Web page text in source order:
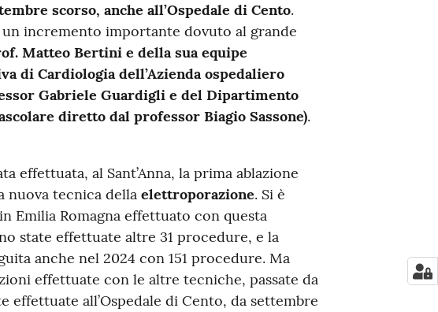
scorso, anche all’Ospedale di Cento.
incremento importante dovuto al grande
Matteo Bertini e della sua equipe
di Cardiologia dell’Azienda ospedaliero
Gabriele Guardigli e del Dipartimento
diretto dal professor Biagio Sassone).
effettuata, al Sant’Anna, la prima ablazione
nuova tecnica della elettroporazione. Si è
Romagna effettuato con questa
state effettuate altre 31 procedure, e la
anche nel 2024 con 151 procedure. Ma
effettuate con le altre tecniche, passate da
effettuate all’Ospedale di Cento, da settembre